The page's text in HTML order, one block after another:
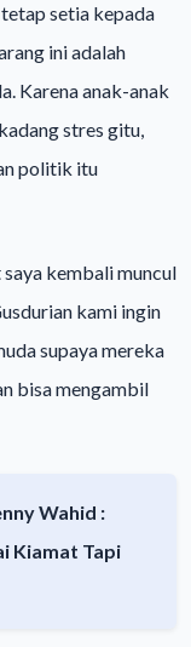
setia kepada
ini adalah
Karena anak-anak
stres gitu,
politik itu
kembali muncul
kami ingin
supaya mereka
bisa mengambil
Wahid :
Kiamat Tapi